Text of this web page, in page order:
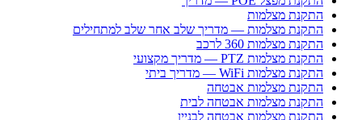
התקנת מצלמות
התקנת מצלמות — מדריך שלב אחר שלב למתחילים
התקנת מצלמות 360 לרכב
התקנת מצלמות PTZ — מדריך מקצועי
התקנת מצלמות WiFi — מדריך ביתי
התקנת מצלמות אבטחה
התקנת מצלמות אבטחה לבית
התקנת מצלמות אבטחה לבניין